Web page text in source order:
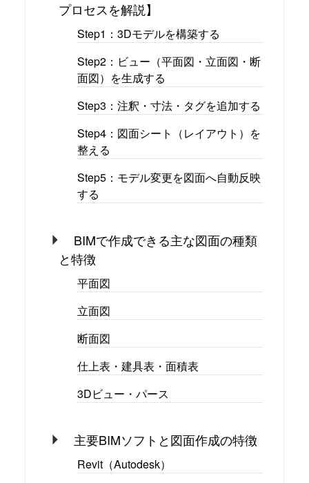
プロセスを解説】
Step1：3Dモデルを構築する
Step2：ビュー（平面図・立面図・断
面図）を生成する
Step3：注釈・寸法・タグを追加する
Step4：図面シート（レイアウト）を
整える
Step5：モデル変更を図面へ自動反映
する
BIMで作成できる主な図面の種類
と特徴
平面図
立面図
断面図
仕上表・建具表・面積表
3Dビュー・パース
主要BIMソフトと図面作成の特徴
Revit（Autodesk）